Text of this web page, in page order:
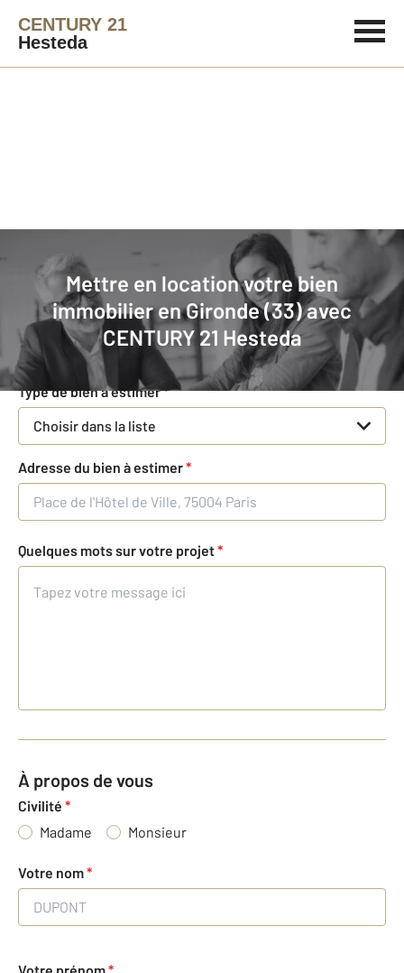
CENTURY 21
Hesteda
Mettre en location votre bien
immobilier en Gironde (33) avec
CENTURY 21 Hesteda
Agence immobilière
Faites estimer gratuitement votre
bien en location
Concernant votre bien
Type de bien à estimer*
Choisir dans la liste
Adresse du bien à estimer*
Quelques mots sur votre projet*
À propos de vous
Civilité *
Madame
Monsieur
Votre nom*